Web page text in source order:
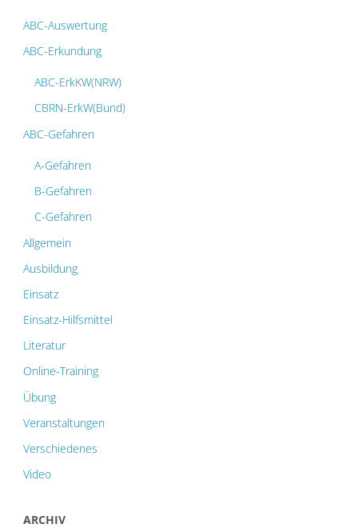
ABC-Auswertung
ABC-Erkundung
ABC-ErkKW(NRW)
CBRN-ErkW(Bund)
ABC-Gefahren
A-Gefahren
B-Gefahren
C-Gefahren
Allgemein
Ausbildung
Einsatz
Einsatz-Hilfsmittel
Literatur
Online-Training
Übung
Veranstaltungen
Verschiedenes
Video
ARCHIV